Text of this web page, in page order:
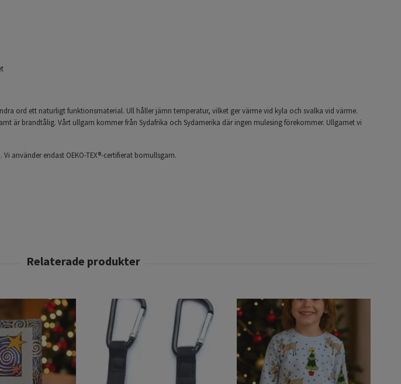
ord ett naturligt funktionsmaterial. Ull håller jämn temperatur, vilket ger värme vid kyla och svalka vid värme.
är brandtålig. Vårt ullgarn kommer från Sydafrika och Sydamerika där ingen mulesing förekommer. Ullgarnet vi
använder endast OEKO-TEX®-certifierat bomullsgarn.